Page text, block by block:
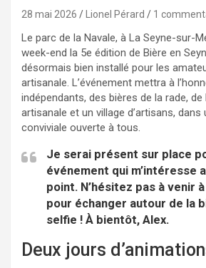
28 mai 2026 Lionel Pérard 1
Le parc de la Navale, à La Seyne-sur-
week-end la 5e édition de Bière en
désormais bien installé pour les
artisanale. L’événement mettra à
indépendants, des bières de la rade,
artisanale et un village d’artisans, dans
conviviale ouverte à tous.
Je serai présent sur place
événement qui m’intéresse
point. N’hésitez pas à venir
pour échanger autour de la
selfie ! À bientôt, Alex.
Deux jours